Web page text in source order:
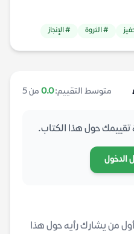
# الثروة # الإنجاز
متوسط التقييم:0.0 من 5
حول هذا الكتاب.
الدخول
من يشارك رأيه حول هذا